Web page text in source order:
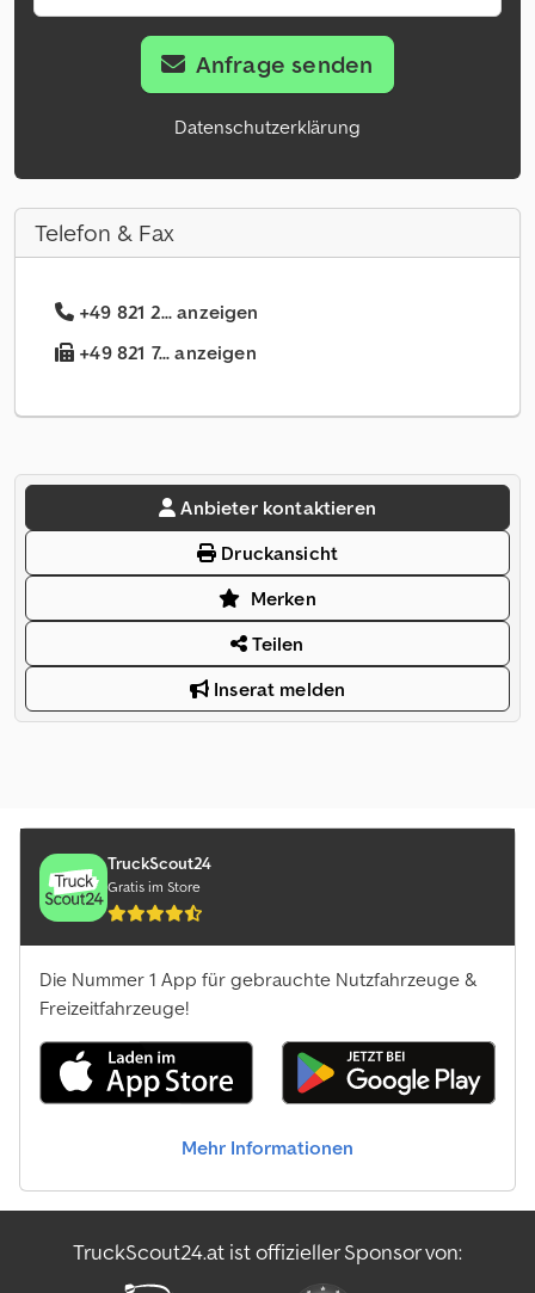
Anfrage senden
Datenschutzerklärung
Telefon & Fax
+49 821 2... anzeigen
+49 821 7... anzeigen
Anbieter kontaktieren
Druckansicht
Merken
Teilen
Inserat melden
TruckScout24
Gratis im Store
Die Nummer 1 App für gebrauchte Nutzfahrzeuge &
Freizeitfahrzeuge!
Mehr Informationen
TruckScout24.at ist offizieller Sponsor von: